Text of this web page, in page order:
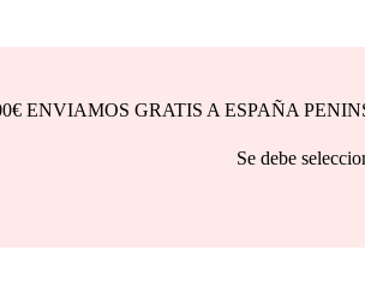
ENVIAMOS GRATIS A ESPAÑA
debe seleccionar la opción